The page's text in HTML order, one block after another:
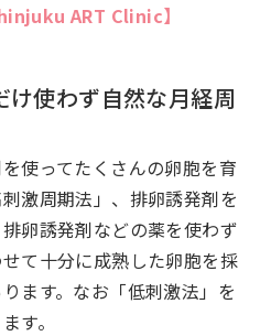
ART Clinic】
使わず自然な月経周
使ってたくさんの卵胞を育
激周期法」、排卵誘発剤を
卵誘発剤などの薬を使わず
て十分に成熟した卵胞を採
ます。なお「低刺激法」を
す。